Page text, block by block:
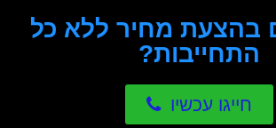
בהצעת מחיר ללא כל
התחייבות?
חייגו עכשיו